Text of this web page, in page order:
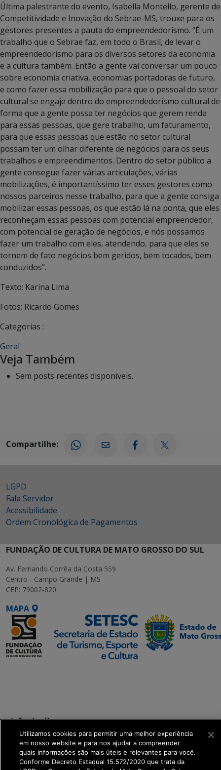
Última palestrante do evento, Isabella Montello, gerente de
Competitividade e Inovação do Sebrae-MS, trouxe para os
gestores presentes a pauta do empreendedorismo. “É um
trabalho que o Sebrae faz, em todo o Brasil, de levar o
empreendedorismo para os diversos setores da economia
e a cultura também. Então a gente vai conversar um pouco
sobre economia criativa, economias portadoras de futuro,
e como fazer essa mobilização para que o pessoal do setor
cultural se engaje dentro do empreendedorismo cultural de
forma que a gente possa ter negócios que gerem renda
para essas pessoas, que gere trabalho, um faturamento,
para que essas pessoas que estão no setor cultural
possam ter um olhar diferente de negócios para os seus
trabalhos e empreendimentos. Dentro do setor público a
gente consegue fazer várias articulações, várias
mobilizações, é importantíssimo ter esses gestores como
nossos parceiros nesse trabalho, para que a gente consiga
mobilizar essas pessoas, os que estão lá na ponta, que eles
reconheçam essas pessoas com potencial empreendedor,
com potencial de geração de negócios, e nós possamos
fazer um trabalho com eles, atendendo, para que eles se
tornem de fato negócios bem geridos, bem tocados, bem
conduzidos”.
Texto: Karina Lima
Fotos: Ricardo Gomes
Categorias :
Geral
Veja Também
Sem posts recentes disponíveis.
Compartilhe:
LGPD
Fala Servidor
Acessibilidade
Ordem Cronológica de Pagamentos
FUNDAÇÃO DE CULTURA DE MATO GROSSO DO SUL
Av. Fernando Corrêa da Costa 559
Centro - Campo Grande | MS
CEP: 79002-820
MAPA
get_footer();
Utilizamos cookies para permitir uma melhor experiência
em nosso website e para nos ajudar a compreender
quais informações são mais úteis e relevantes para você.
Conforme Decreto Estadual 15.572/2020 que trata da